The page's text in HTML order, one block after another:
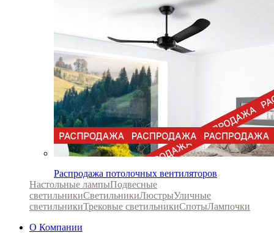
Распродажа потолочных вентиляторов
Настольные лампыПодвесные
светильникиСветильникиЛюстрыУличные
светильникиТрековые светильникиСпотыЛампочки
О Компании